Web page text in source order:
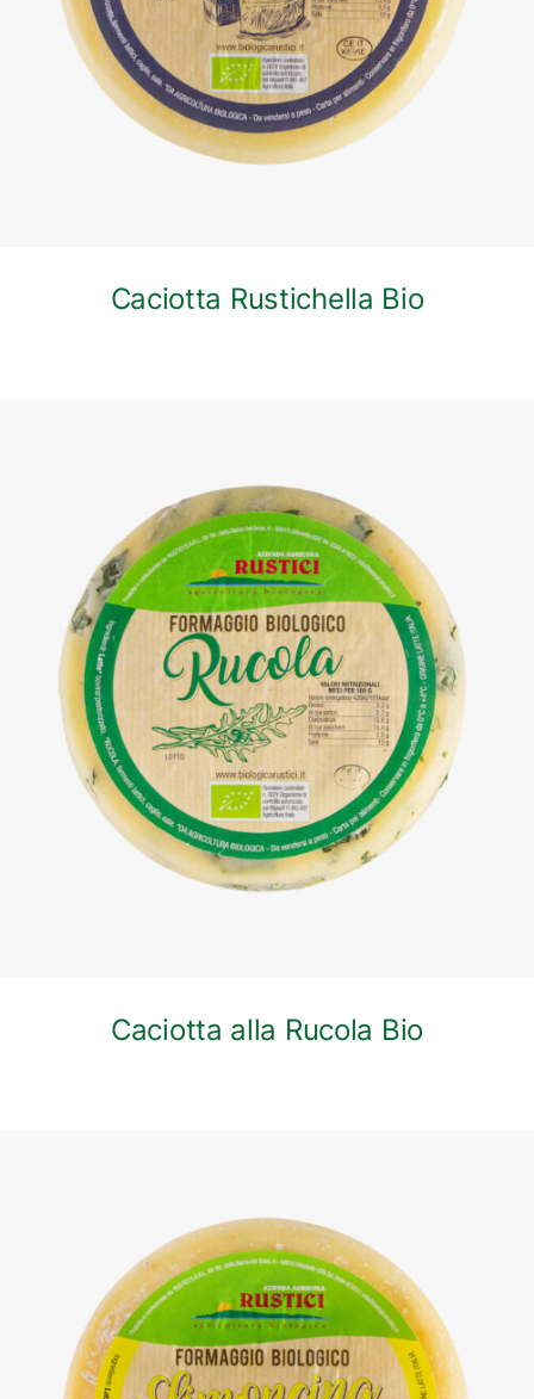
Caciotta Rustichella Bio
DETTAGLI
Caciotta alla Rucola Bio